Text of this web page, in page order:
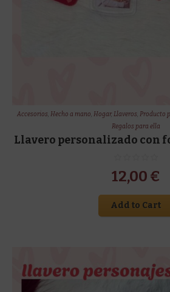
Accesorios,Hecho a mano,Hogar,Llaveros,Producto
Regalos para ella
Llavero personalizado con
12,00 €
Add to Cart